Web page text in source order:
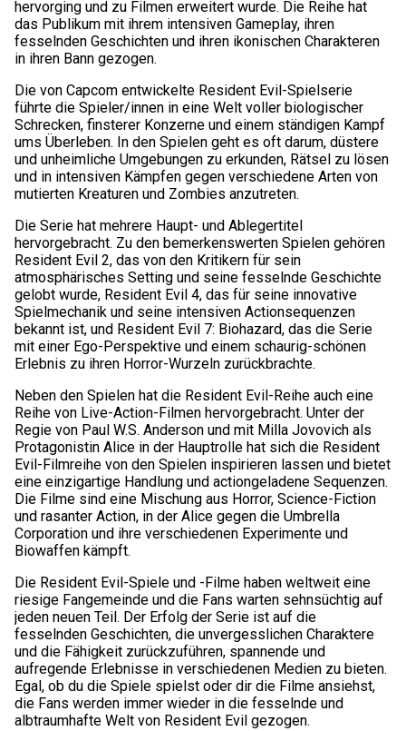
hervorging und zu Filmen erweitert wurde. Die Reihe hat
das Publikum mit ihrem intensiven Gameplay, ihren
fesselnden Geschichten und ihren ikonischen Charakteren
in ihren Bann gezogen.
Die von Capcom entwickelte Resident Evil-Spielserie
führte die Spieler/innen in eine Welt voller biologischer
Schrecken, finsterer Konzerne und einem ständigen Kampf
ums Überleben. In den Spielen geht es oft darum, düstere
und unheimliche Umgebungen zu erkunden, Rätsel zu lösen
und in intensiven Kämpfen gegen verschiedene Arten von
mutierten Kreaturen und Zombies anzutreten.
Die Serie hat mehrere Haupt- und Ablegertitel
hervorgebracht. Zu den bemerkenswerten Spielen gehören
Resident Evil 2, das von den Kritikern für sein
atmosphärisches Setting und seine fesselnde Geschichte
gelobt wurde, Resident Evil 4, das für seine innovative
Spielmechanik und seine intensiven Actionsequenzen
bekannt ist, und Resident Evil 7: Biohazard, das die Serie
mit einer Ego-Perspektive und einem schaurig-schönen
Erlebnis zu ihren Horror-Wurzeln zurückbrachte.
Neben den Spielen hat die Resident Evil-Reihe auch eine
Reihe von Live-Action-Filmen hervorgebracht. Unter der
Regie von Paul W.S. Anderson und mit Milla Jovovich als
Protagonistin Alice in der Hauptrolle hat sich die Resident
Evil-Filmreihe von den Spielen inspirieren lassen und bietet
eine einzigartige Handlung und actiongeladene Sequenzen.
Die Filme sind eine Mischung aus Horror, Science-Fiction
und rasanter Action, in der Alice gegen die Umbrella
Corporation und ihre verschiedenen Experimente und
Biowaffen kämpft.
Die Resident Evil-Spiele und -Filme haben weltweit eine
riesige Fangemeinde und die Fans warten sehnsüchtig auf
jeden neuen Teil. Der Erfolg der Serie ist auf die
fesselnden Geschichten, die unvergesslichen Charaktere
und die Fähigkeit zurückzuführen, spannende und
aufregende Erlebnisse in verschiedenen Medien zu bieten.
Egal, ob du die Spiele spielst oder dir die Filme ansiehst,
die Fans werden immer wieder in die fesselnde und
albtraumhafte Welt von Resident Evil gezogen.